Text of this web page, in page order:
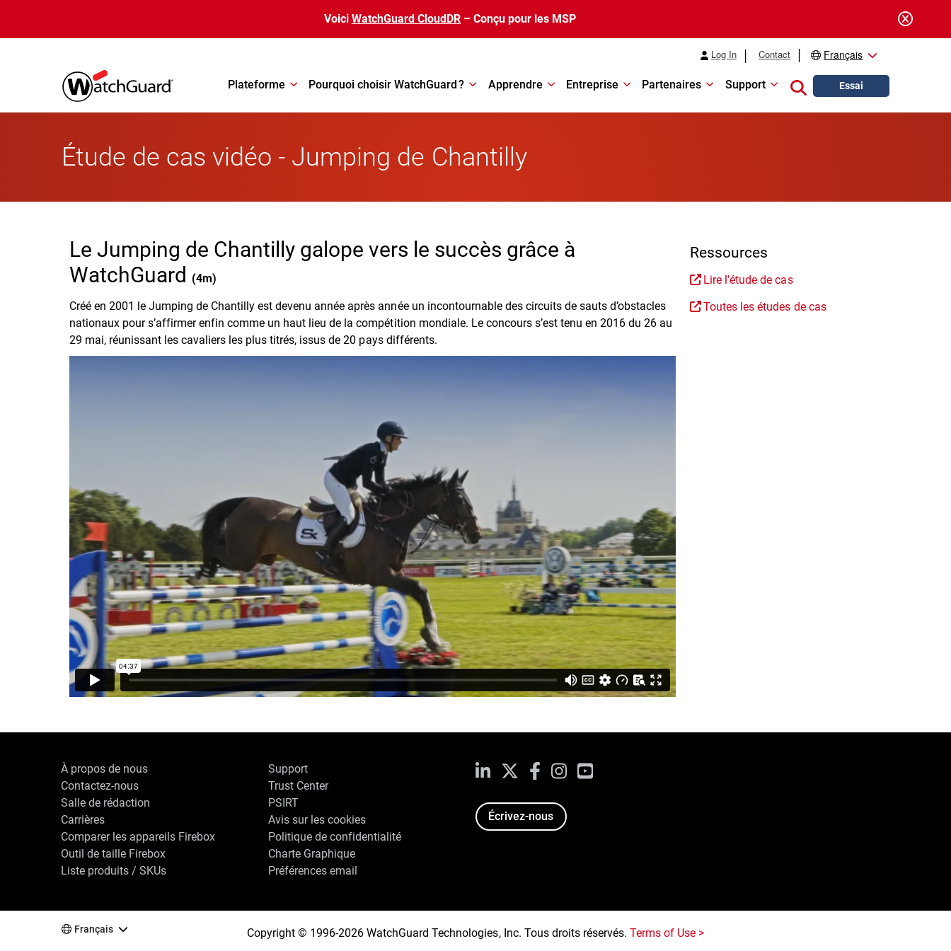
Voici WatchGuard CloudDR – Conçu pour les MSP
Log In Contact Français
Plateforme Pourquoi choisir WatchGuard ? Apprendre Entreprise Partenaires Support Close search
Essai
Étude de cas vidéo - Jumping de Chantilly
Le Jumping de Chantilly galope vers le succès grâce à
WatchGuard
(4m)
Créé en 2001 le Jumping de Chantilly est devenu année après année un incontournable des circuits de sauts d’obstacles
nationaux pour s’affirmer enfin comme un haut lieu de la compétition mondiale. Le concours s’est tenu en 2016 du 26 au
29 mai, réunissant les cavaliers les plus titrés, issus de 20 pays différents.
Ressources
Lire l'étude de cas
Toutes les études de cas
À propos de nous
Contactez-nous
Salle de rédaction
Carrières
Comparer les appareils Firebox
Outil de taille Firebox
Liste produits / SKUs
Support
Trust Center
PSIRT
Avis sur les cookies
Politique de confidentialité
Charte Graphique
Préférences email
LinkedIn Facebook
InstagramYouTube
Écrivez-nous
Français Copyright © 1996-2026 WatchGuard Technologies, Inc. Tous droits réservés. Terms of Use >